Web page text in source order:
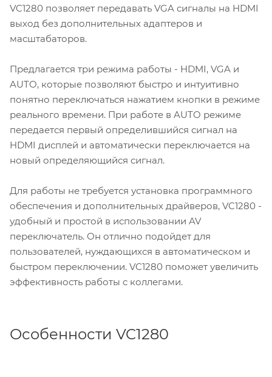
VC1280 позволяет передавать VGA сигналы на HDMI
выход без дополнительных адаптеров и
масштабаторов.
Предлагается три режима работы - HDMI, VGA и
AUTO, которые позволяют быстро и интуитивно
понятно переключаться нажатием кнопки в режиме
реального времени. При работе в AUTO режиме
передается первый определившийся сигнал на
HDMI дисплей и автоматически переключается на
новый определяющийся сигнал.
Для работы не требуется установка программного
обеспечения и дополнительных драйверов, VC1280 -
удобный и простой в использовании AV
переключатель. Он отлично подойдет для
пользователей, нуждающихся в автоматическом и
быстром переключении. VC1280 поможет увеличить
эффективность работы с коллегами.
Особенности VC1280